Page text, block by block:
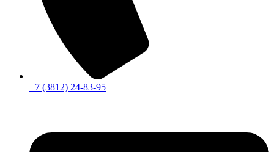
+7 (3812) 24-83-95